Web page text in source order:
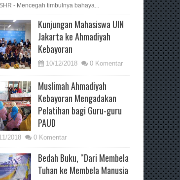
- Mencegah timbulnya bahaya...
Kunjungan Mahasiswa UIN
Jakarta ke Ahmadiyah
Kebayoran
10/12/2018 0 Komentar
Muslimah Ahmadiyah
Kebayoran Mengadakan
Pelatihan bagi Guru-guru
PAUD
2018 0 Komentar
Bedah Buku, “Dari Membela
Tuhan ke Membela Manusia